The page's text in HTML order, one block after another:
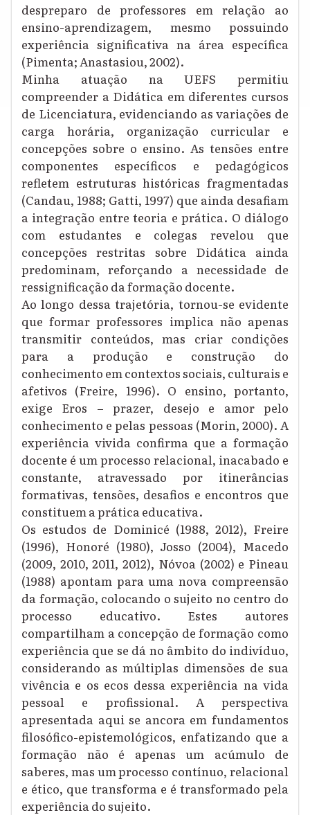
despreparo de professores em relação ao
ensino-aprendizagem, mesmo possuindo
experiência significativa na área específica
(Pimenta; Anastasiou, 2002).
Minha atuação na UEFS permitiu
compreender a Didática em diferentes cursos
de Licenciatura, evidenciando as variações de
carga horária, organização curricular e
concepções sobre o ensino. As tensões entre
componentes específicos e pedagógicos
refletem estruturas históricas fragmentadas
(Candau, 1988; Gatti, 1997) que ainda desafiam
a integração entre teoria e prática. O diálogo
com estudantes e colegas revelou que
concepções restritas sobre Didática ainda
predominam, reforçando a necessidade de
ressignificação da formação docente.
Ao longo dessa trajetória, tornou-se evidente
que formar professores implica não apenas
transmitir conteúdos, mas criar condições
para a produção e construção do
conhecimento em contextos sociais, culturais e
afetivos (Freire, 1996). O ensino, portanto,
exige Eros – prazer, desejo e amor pelo
conhecimento e pelas pessoas (Morin, 2000). A
experiência vivida confirma que a formação
docente é um processo relacional, inacabado e
constante, atravessado por itinerâncias
formativas, tensões, desafios e encontros que
constituem a prática educativa.
Os estudos de Dominicé (1988, 2012), Freire
(1996), Honoré (1980), Josso (2004), Macedo
(2009, 2010, 2011, 2012), Nóvoa (2002) e Pineau
(1988) apontam para uma nova compreensão
da formação, colocando o sujeito no centro do
processo educativo. Estes autores
compartilham a concepção de formação como
experiência que se dá no âmbito do indivíduo,
considerando as múltiplas dimensões de sua
vivência e os ecos dessa experiência na vida
pessoal e profissional. A perspectiva
apresentada aqui se ancora em fundamentos
filosófico-epistemológicos, enfatizando que a
formação não é apenas um acúmulo de
saberes, mas um processo contínuo, relacional
e ético, que transforma e é transformado pela
experiência do sujeito.